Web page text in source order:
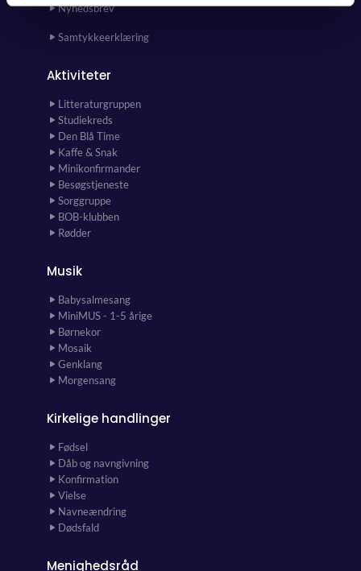
Nyhedsbrev
Samtykkeerklæring
Aktiviteter
Litteraturgruppen
Studiekreds
Den Blå Time
Kaffe & Snak
Minikonfirmander
Besøgstjeneste
Sorggruppe
BOB-klubben
Rødder
Musik
Babysalmesang
MiniMUS - 1-5 årige
Børnekor
Mosaik
Genklang
Morgensang
Kirkelige handlinger
Fødsel
Dåb og navngivning
Konfirmation
Vielse
Navneændring
Dødsfald
Menighedsråd